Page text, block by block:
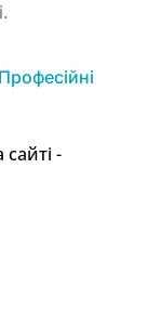
Професійні
-